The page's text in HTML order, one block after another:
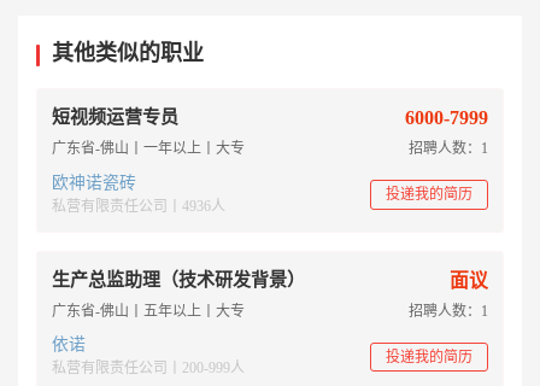
其他类似的职业
短视频运营专员 6000-7999
广东省-佛山丨一年以上丨大专 招聘人数：1
欧神诺瓷砖
私营有限责任公司丨4936人
投递我的简历
生产总监助理（技术研发背景） 面议
广东省-佛山丨五年以上丨大专 招聘人数：1
依诺
私营有限责任公司丨200-999人
投递我的简历